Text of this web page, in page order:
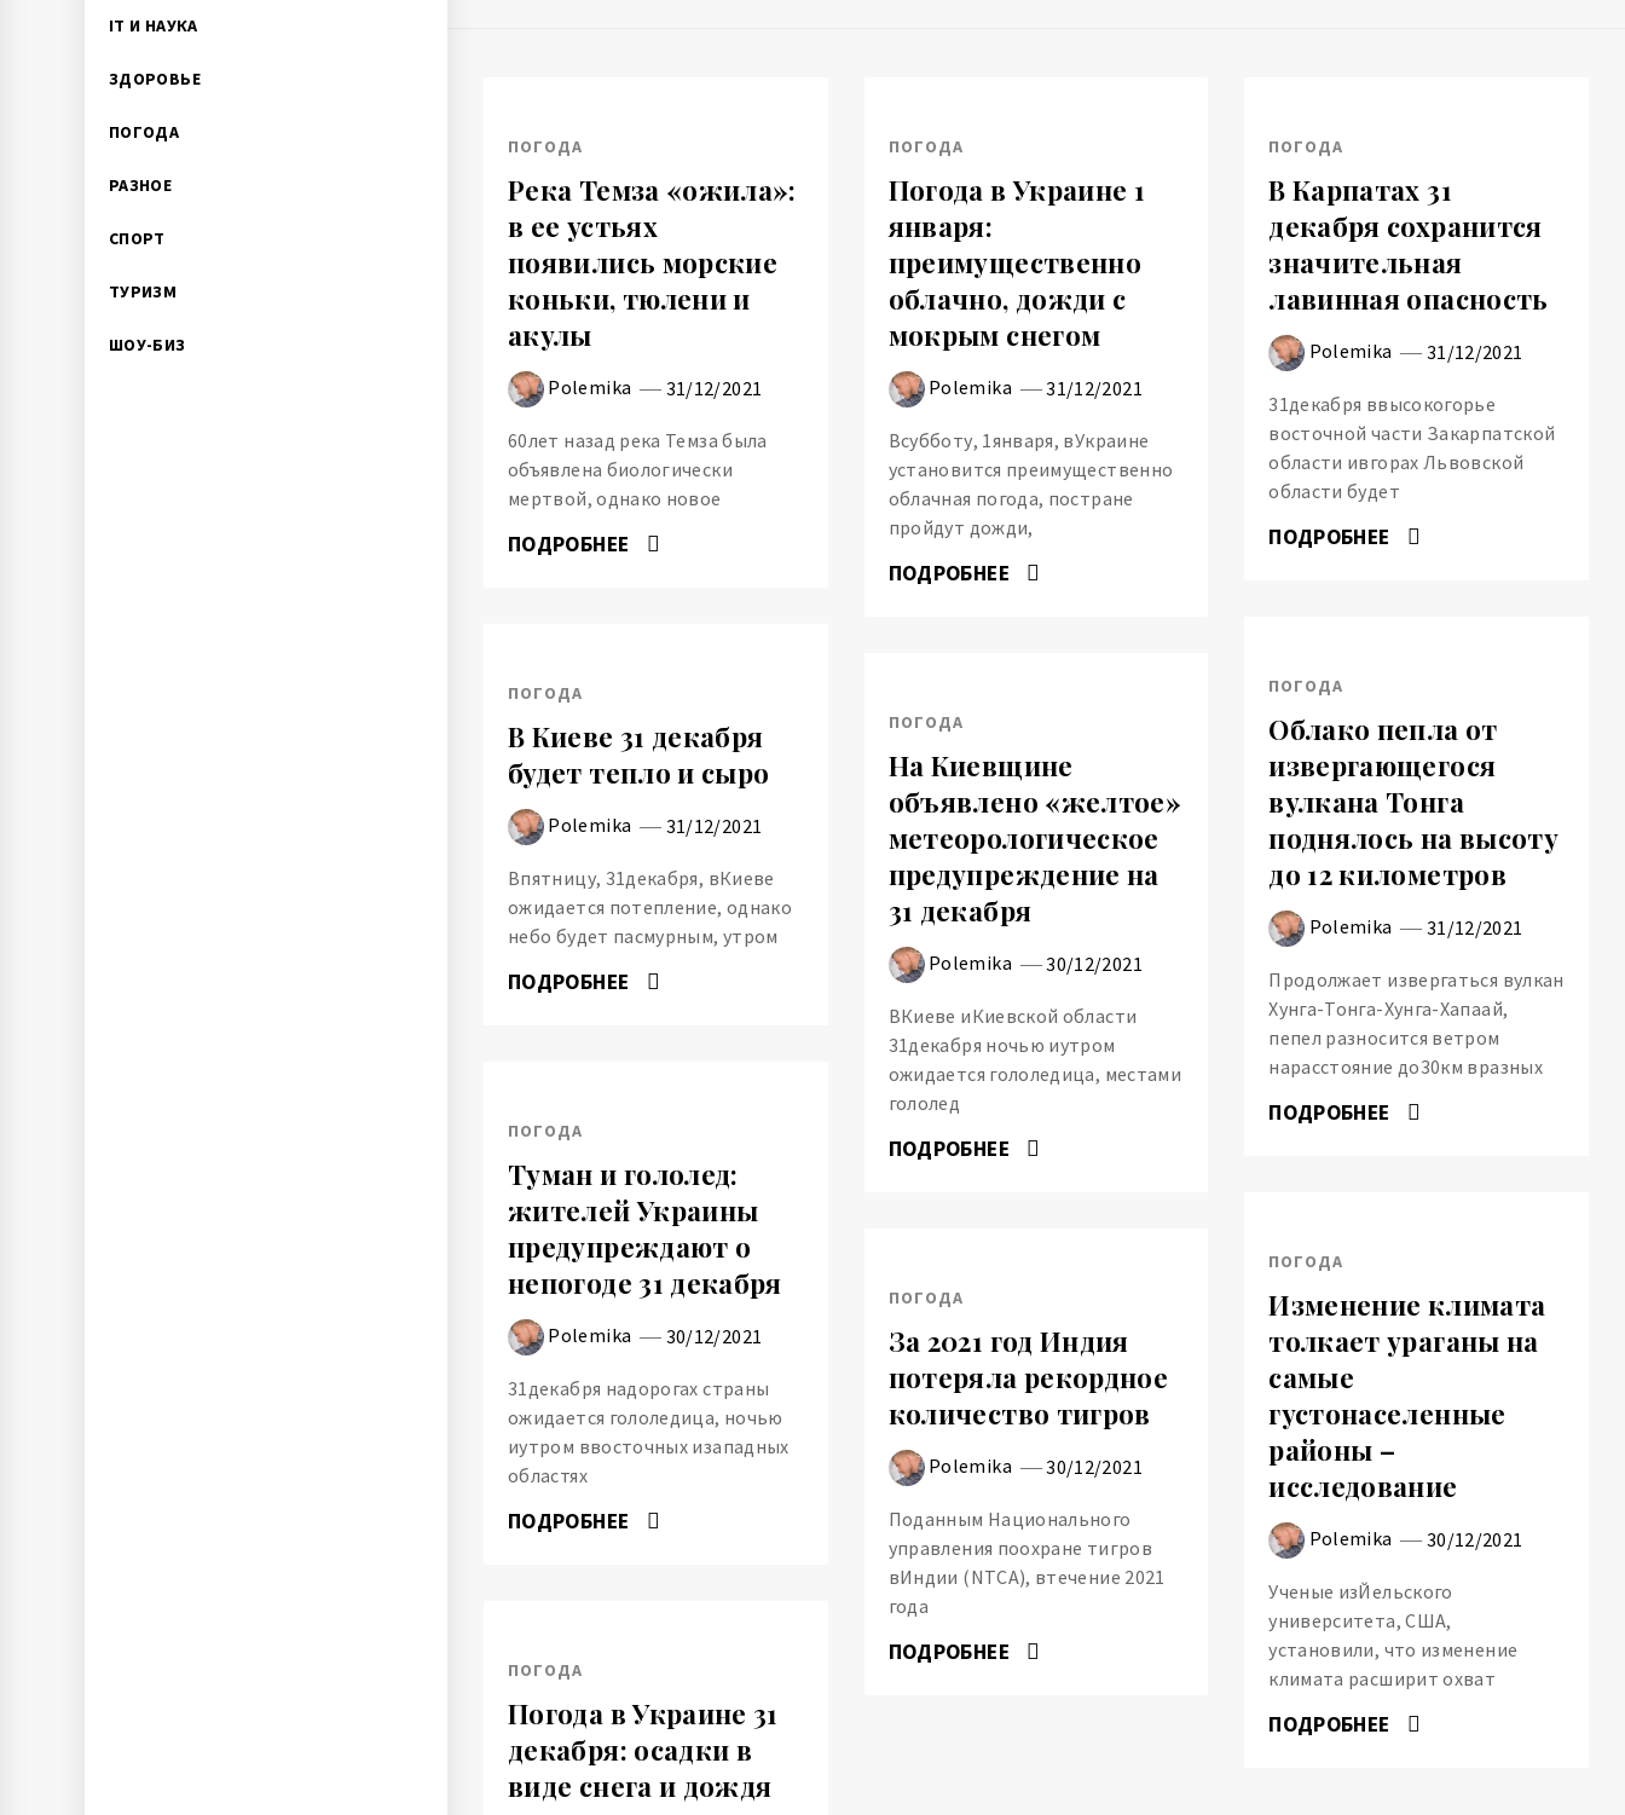
IT И НАУКА
ЗДОРОВЬЕ
ПОГОДА
РАЗНОЕ
СПОРТ
ТУРИЗМ
ШОУ-БИЗ
ПОГОДА
Река Темза «ожила»:
в ее устьях
появились морские
коньки, тюлени и
акулы
Polemika 31/12/2021
60лет назад река Темза была
объявлена биологически
мертвой, однако новое
ПОДРОБНЕЕ
ПОГОДА
Погода в Украине 1
января:
преимущественно
облачно, дожди с
мокрым снегом
Polemika 31/12/2021
Всубботу, 1января, вУкраине
установится преимущественно
облачная погода, постране
пройдут дожди,
ПОДРОБНЕЕ
ПОГОДА
В Карпатах 31
декабря сохранится
значительная
лавинная опасность
Polemika 31/12/2021
31декабря ввысокогорье
восточной части Закарпатской
области ивгорах Львовской
области будет
ПОДРОБНЕЕ
ПОГОДА
Облако пепла от
извергающегося
вулкана Тонга
поднялось на высоту
до 12 километров
Polemika 31/12/2021
Продолжает извергаться вулкан
Хунга-Тонга-Хунга-Хапаай,
пепел разносится ветром
нарасстояние до30км вразных
ПОДРОБНЕЕ
ПОГОДА
В Киеве 31 декабря
будет тепло и сыро
Polemika 31/12/2021
Впятницу, 31декабря, вКиеве
ожидается потепление, однако
небо будет пасмурным, утром
ПОДРОБНЕЕ
ПОГОДА
На Киевщине
объявлено «желтое»
метеорологическое
предупреждение на
31 декабря
Polemika 30/12/2021
ВКиеве иКиевской области
31декабря ночью иутром
ожидается гололедица, местами
гололед
ПОДРОБНЕЕ
ПОГОДА
Туман и гололед:
жителей Украины
предупреждают о
непогоде 31 декабря
Polemika 30/12/2021
31декабря надорогах страны
ожидается гололедица, ночью
иутром ввосточных изападных
областях
ПОДРОБНЕЕ
ПОГОДА
Изменение климата
толкает ураганы на
самые
густонаселенные
районы –
исследование
Polemika 30/12/2021
Ученые изЙельского
университета, США,
установили, что изменение
климата расширит охват
ПОДРОБНЕЕ
ПОГОДА
За 2021 год Индия
потеряла рекордное
количество тигров
Polemika 30/12/2021
Поданным Национального
управления поохране тигров
вИндии (NTCA), втечение 2021
года
ПОДРОБНЕЕ
ПОГОДА
Погода в Украине 31
декабря: осадки в
виде снега и дождя